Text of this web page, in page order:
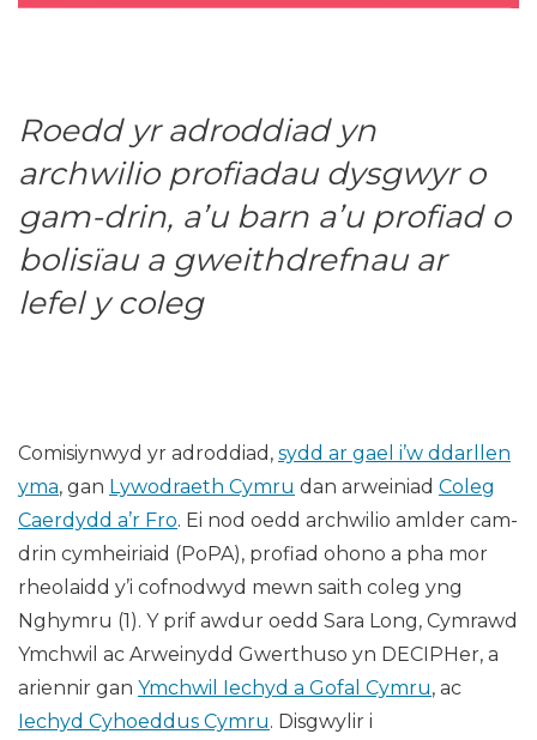
Roedd yr adroddiad yn
archwilio profiadau dysgwyr o
gam-drin, a’u barn a’u profiad o
bolisïau a gweithdrefnau ar
lefel y coleg
Comisiynwyd yr adroddiad, sydd ar gael i’w ddarllen
yma, gan Lywodraeth Cymru dan arweiniad Coleg
Caerdydd a’r Fro. Ei nod oedd archwilio amlder cam-
drin cymheiriaid (PoPA), profiad ohono a pha mor
rheolaidd y’i cofnodwyd mewn saith coleg yng
Nghymru (1). Y prif awdur oedd Sara Long, Cymrawd
Ymchwil ac Arweinydd Gwerthuso yn DECIPHer, a
ariennir gan Ymchwil Iechyd a Gofal Cymru, ac
Iechyd Cyhoeddus Cymru. Disgwylir i